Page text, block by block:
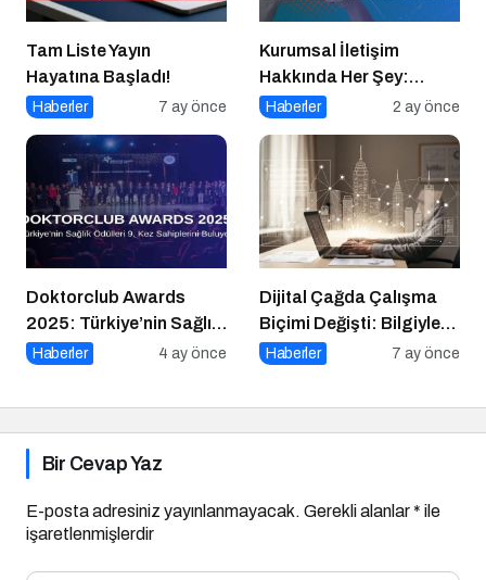
Tam Liste Yayın
Hayatına Başladı!
Haberler 7 ay önce
Kurumsal İletişim
Hakkında Her Şey:
Kurumsal İletişim 2.0
Haberler 2 ay önce
Doktorclub Awards
2025: Türkiye’nin Sağlık
Ödülleri 9. Kez
Haberler 4 ay önce
Dijital Çağda Çalışma
Biçimi Değişti: Bilgiyle
Para Kazananların Yeni
Haberler 7 ay önce
Bir Cevap Yaz
E-posta adresiniz yayınlanmayacak. Gerekli alanlar* ile
işaretlenmişlerdir